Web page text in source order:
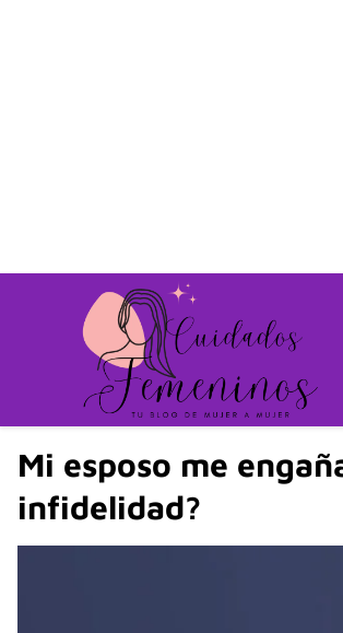
Mi esposo me
infidelidad?